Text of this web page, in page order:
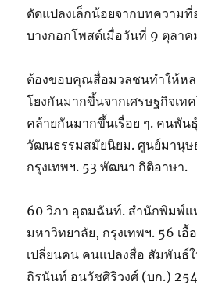
ดัดแปลงเล็กน้อยจากบทความที่
บางกอกโพสต์เมื่อวันที่ 9 ตุลา
ต้องขอบคุณสื่อมวลชนทำให้หล
โยงกันมากขึ้นจากเศรษฐกิจเ
คล้ายกันมากขึ้นเรื่อย ๆ. คนพั
วัฒนธรรมสมัยนิยม. ศูนย์มานุษ
กรุงเทพฯ. 53 พัฒนา กิติอาษา.
60 วิภา อุตมฉันท์. สำนักพิมพ์แ
มหาวิทยาลัย, กรุงเทพฯ. 56 เอื้
เปลี่ยนคน คนแปลงสื่อ สัมพันธ์
ถิรนันท์ อนวัชศิริวงศ์ (บก.)